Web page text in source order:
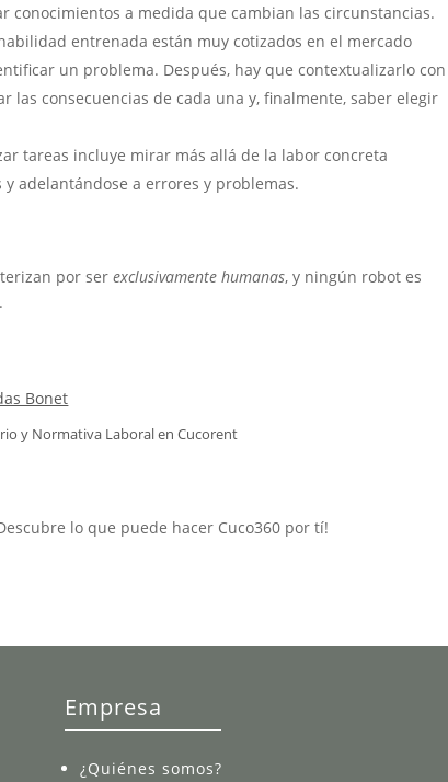
a medida que cambian las circunstancias.
entrenada están muy cotizados en el mercado
un problema. Después, hay que contextualizarlo con
las consecuencias de cada una y, finalmente, saber elegir
tareas incluye mirar más allá de la labor concreta
adelantándose a errores y problemas.
por serexclusivamente humanas, y ningún robot es
Bonet
y Normativa Laboral enCucorent
lo que puede hacer Cuco360 por tí!
Empresa
¿Quiénes somos?